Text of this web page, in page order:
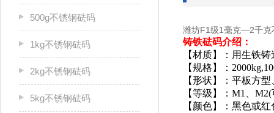
500g不锈钢砝码
1kg不锈钢砝码
2kg不锈钢砝码
5kg不锈钢砝码
潍坊F1级1毫克—2千克
铸铁砝码介绍：
【材质】：用生铁
【规格】：
【形状】：平板方
【等级】：M1、
【颜色】：黑色或